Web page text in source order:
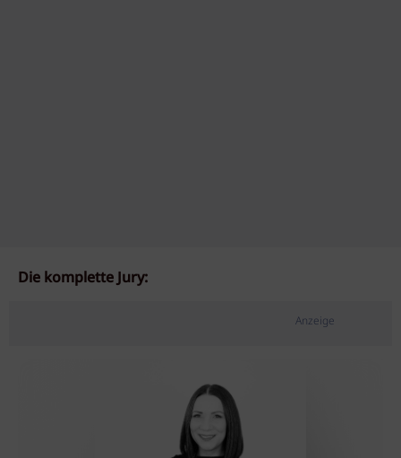
Die komplette Jury:
Anzeige